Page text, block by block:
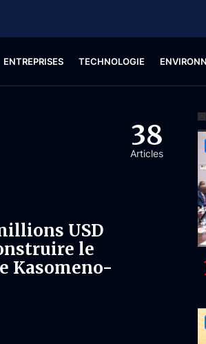
ENTREPRISES TECHNOLOGIE
38
Articles
USD
le
Kasomeno-